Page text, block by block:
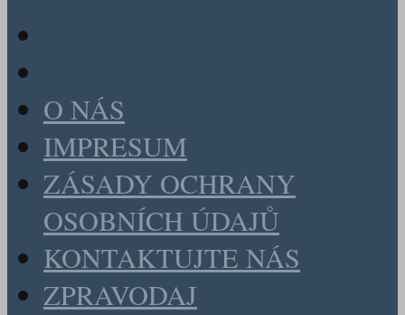
O NÁS
IMPRESUM
ZÁSADY OCHRANY
OSOBNÍCH ÚDAJŮ
KONTAKTUJTE NÁS
ZPRAVODAJ